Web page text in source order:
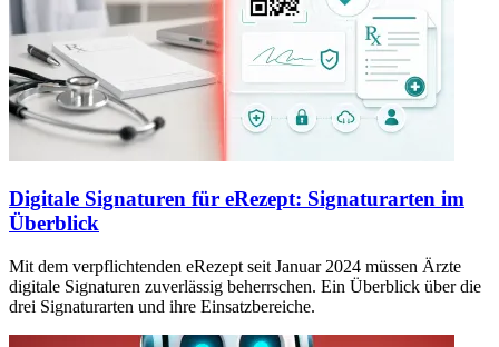
Digitale Signaturen für eRezept: Signaturarten im
Überblick
Mit dem verpflichtenden eRezept seit Januar 2024 müssen Ärzte
digitale Signaturen zuverlässig beherrschen. Ein Überblick über die
drei Signaturarten und ihre Einsatzbereiche.